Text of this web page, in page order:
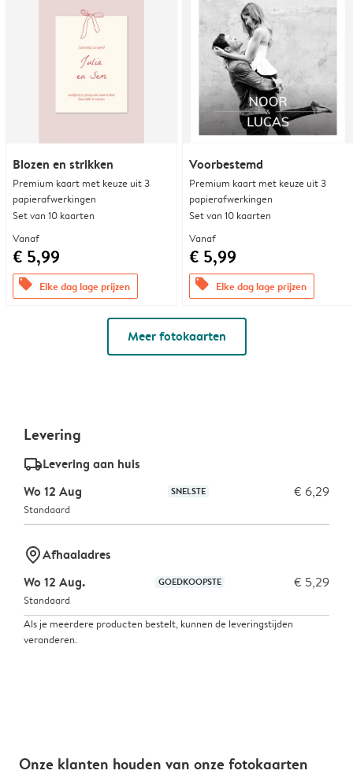
Blozen en strikken
Premium kaart met keuze uit 3
papierafwerkingen
Set van 10 kaarten
Vanaf
€ 5,99
offers Elke dag lage prijzen
Voorbestemd
Premium kaart met keuze uit 3
papierafwerkingen
Set van 10 kaarten
Vanaf
€ 5,99
offers Elke dag lage prijzen
Meer fotokaarten
Levering
delivery_standard_v2Levering aan huis
Wo 12 Aug
SNELSTE € 6,29
Standaard
marker-pinAfhaaladres
Wo 12 Aug.
GOEDKOOPSTE € 5,29
Standaard
Als je meerdere producten bestelt, kunnen de leveringstijden
veranderen.
Onze klanten houden van onze fotokaarten